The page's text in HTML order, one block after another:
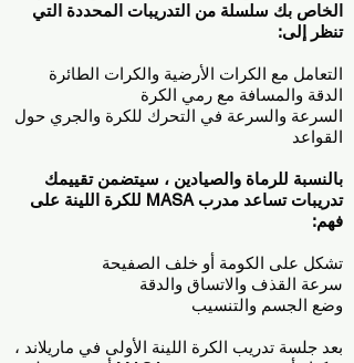
الخاص بك سلسلة من التدريبات المحددة التي
تنظر إلى:
التعامل مع الكرات الأرضية والكرات الطائرة
الدقة والمسافة مع رمي الكرة
السرعة والسرعة في التحرك للكرة والجري حول
القواعد
بالنسبة للرماة والصيادين ، سيتضمن تقييمك
تدريبات تساعد مدرب MASA للكرة اللينة على
فهم:
تشكل على الكومة أو خلف الصفيحة
سرعة القذف والاتساق والدقة
وضع الجسم والتنسيب
بعد جلسة تدريب الكرة اللينة الأولى في ماريلاند ،